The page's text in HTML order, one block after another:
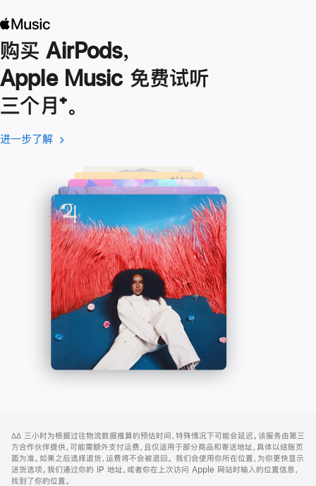
购买 AirPods，
Apple Music 免费试听
三个月脚
注
⁺。
进一步了解 进
了
解
-
Apple
Music
(在
口
中
打
开)
页
页
脚
注
∆∆ 三小时为根据过往物流数据推算的预估时间，特殊情况下可能会延迟。该服务由第三
方合作伙伴提供，可能需额外支付运费，且仅适用于部分商品和寄送地址，具体以结账页
面为准。如果之后选择退货，运费将不会被退回。 我们会使用你所在位置，为你更快显示
送货选项。我们通过你的 IP 地址，或者你在上次访问 Apple 网站时输入的位置信息，
找到了你的位置。